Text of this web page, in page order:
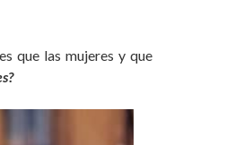
que las mujeres y que